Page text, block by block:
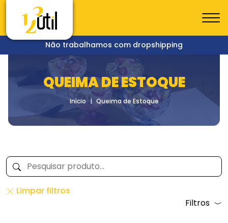
Não trabalhamos com dropshipping
QUEIMA DE ESTOQUE
Início Queima de Estoque
Limpar filtros
Filtros